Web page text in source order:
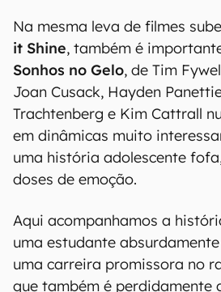
Na mesma leva de filmes
it Shine, também é
Sonhos no Gelo, de Tim
Joan Cusack, Hayden
Trachtenberg e Kim Cattrall
em dinâmicas muito
uma história adolescente
doses de emoção.
Aqui acompanhamos a
uma estudante
uma carreira promissora no
que também é perdidamente